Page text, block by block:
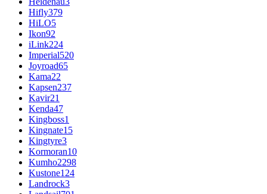
Hifly379
HiLO5
Ikon92
iLink224
Imperial520
Joyroad65
Kama22
Kapsen237
Kavir21
Kenda47
Kingboss1
Kingnate15
Kingtyre3
Kormoran10
Kumho2298
Kustone124
Landrock3